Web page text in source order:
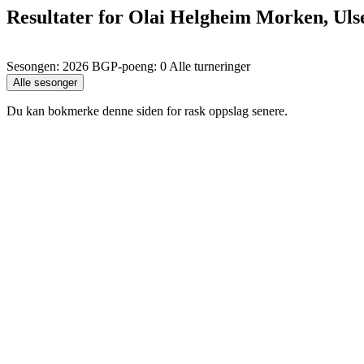
Resultater for Olai Helgheim Morken,
Sesongen: 2026 BGP-poeng: 0 Alle turneringer
Du kan bokmerke denne siden for rask oppslag senere.